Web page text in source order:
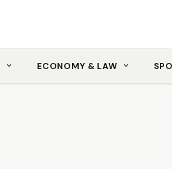
ECONOMY & LAW